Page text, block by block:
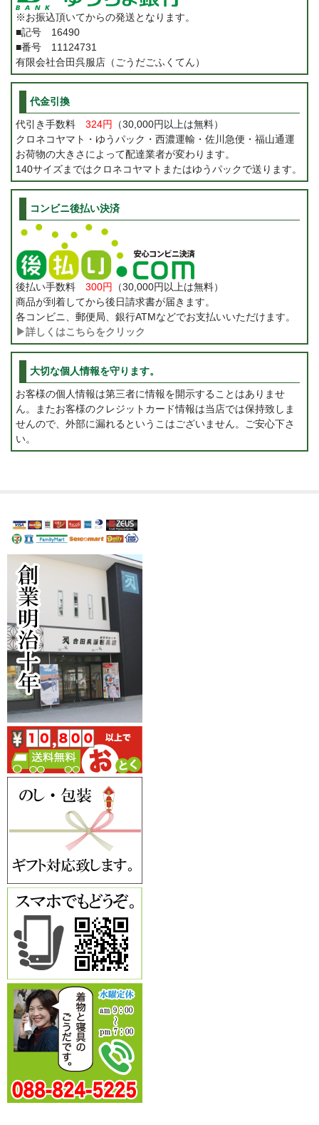
※お振込頂いてからの発送となります。
■記号 16490
■番号 11124731
有限会社合田呉服店（ごうだごふくてん）
代金引換
代引き手数料 324円
（30,000円以上は無料）
クロネコヤマト・ゆうパック・西濃運輸・佐川急便・福山通運
お荷物の大きさによって配達業者が変わります。
140サイズまではクロネコヤマトまたはゆうパックで送ります。
コンビニ後払い決済
後払い手数料 300円
（30,000円以上は無料）
商品が到着してから後日請求書が届きます。
各コンビニ、郵便局、銀行ATMなどでお支払いいただけます。
▶詳しくはこちらをクリック
大切な個人情報を守ります。
お客様の個人情報は第三者に情報を開示することはありませ
ん。またお客様のクレジットカード情報は当店では保持致しま
せんので、外部に漏れるというこはございません。ご安心下さ
い。